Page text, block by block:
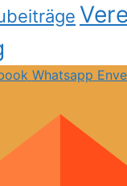
Whatsapp